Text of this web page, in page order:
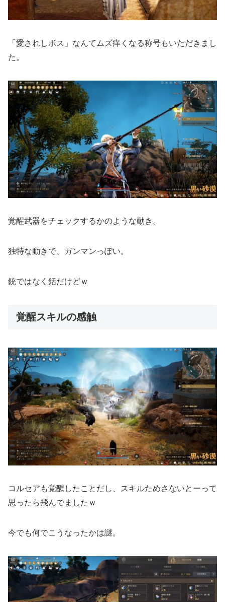
「愛されしボス」なんてムズ痒くなる称号もいただきまし
た。
覚醒武器をチェックするかのような動き。
独特な動きで、ガンマンっぽい。
銃ではなく銛だけどｗ
覚醒スキルの感触
コルセアも覚醒したことだし、スキルためさないとーって
思ったら飛んでましたｗ
今でも何でこうなったかは謎。